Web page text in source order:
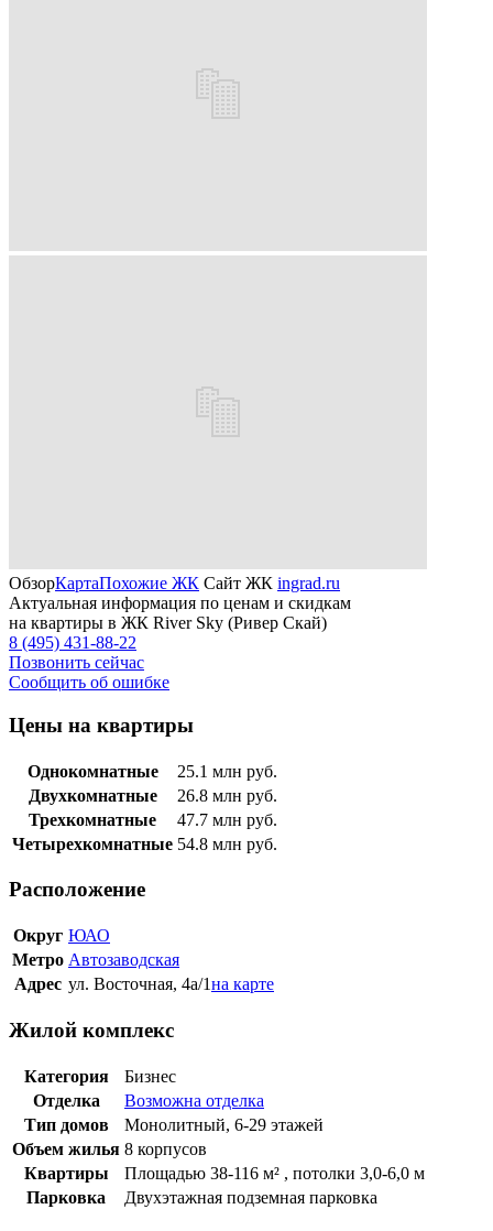
ОбзорКартаПохожие ЖК Сайт ЖК ingrad.ru
Актуальная информация по ценам и скидкам
на квартиры в ЖК River Sky (Ривер Скай)
8 (495) 431-88-22
Позвонить сейчас
Сообщить об ошибке
Цены на квартиры
Однокомнатные 25.1 млн руб.
Двухкомнатные
26.8 млн руб.
Трехкомнатные
47.7 млн руб.
Четырехкомнатные 54.8 млн руб.
Расположение
Округ ЮАО
Метро Автозаводская
Адрес ул. Восточная, 4а/1на карте
Жилой комплекс
Категория
Бизнес
Отделка
Возможна отделка
Тип домов
Монолитный, 6-29 этажей
Объем жилья 8 корпусов
Квартиры
Площадью 38-116 м² , потолки 3,0-6,0 м
Парковка
Двухэтажная подземная парковка